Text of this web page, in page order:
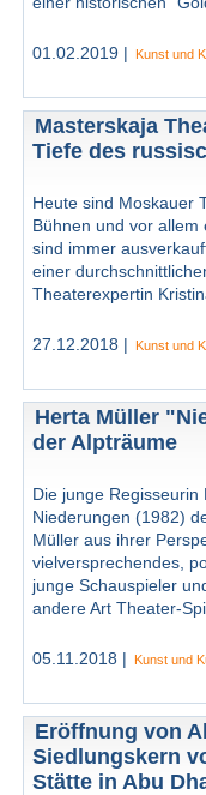
01.02.2019 | Kunst und
Masterskaja
Tiefe des
Heute sind Moskauer
Bühnen und vor allem
sind immer
einer
Theaterexpertin
27.12.2018 | Kunst und
Herta Müller
der Alpträume
Die junge
Niederungen (1982)
Müller aus ihrer
vielversprechendes,
junge Schauspieler
andere Art Theater-
05.11.2018 | Kunst und
Eröffnung von
Siedlungskern
Stätte in Abu